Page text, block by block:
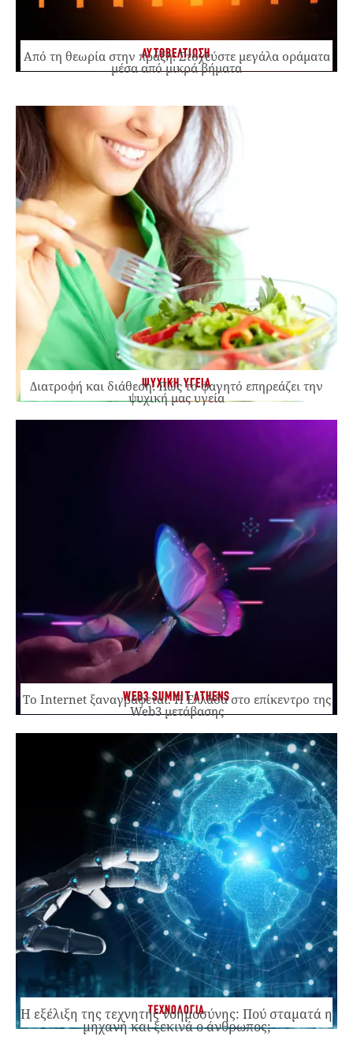
ΑΥΤΟΒΕΛΤΙΩΣΗ
Από τη θεωρία στην πράξη: Στοχεύστε μεγάλα οράματα
μέσα από μικρά βήματα
ΨΥΧΙΚΗ ΥΓΕΙΑ
Διατροφή και διάθεση: Πώς το φαγητό επηρεάζει την
ψυχική μας υγεία
WEB3 SUMMIT ATHENS
Το Internet ξαναγράφεται. Η Ελλάδα στο επίκεντρο της
Web3 μετάβασης
ΤΕΧΝΟΛΟΓΙΑ
Η εξέλιξη της τεχνητής νοημοσύνης: Πού σταματά η
μηχανή και ξεκινά ο άνθρωπος;